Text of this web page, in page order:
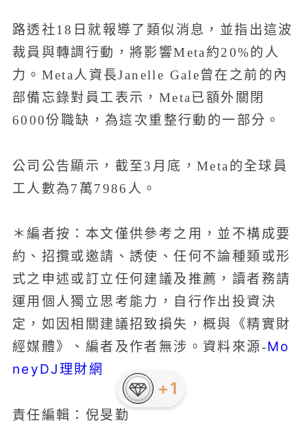
路透社18日就報導了類似消息，並指出這波
裁員與轉調行動，將影響Meta約20%的人
力。Meta人資長Janelle Gale曾在之前的內
部備忘錄對員工表示，Meta已額外關閉
6000份職缺，為這次重整行動的一部分。
公司公告顯示，截至3月底，Meta的全球員
工人數為7萬7986人。
＊編者按：本文僅供參考之用，並不構成要
約、招攬或邀請、誘使、任何不論種類或形
式之申述或訂立任何建議及推薦，讀者務請
運用個人獨立思考能力，自行作出投資決
定，如因相關建議招致損失，概與《精實財
經媒體》、編者及作者無涉。資料來源-Mo
neyDJ理財網
責任編輯：倪旻勤
+1